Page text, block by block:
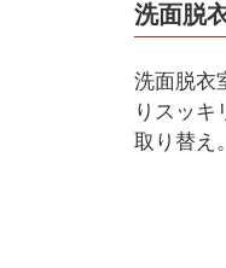
洗面脱
洗面脱衣
りスッキ
取り替え。